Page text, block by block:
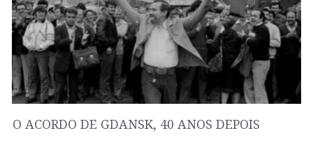
O ACORDO DE GDANSK, 40 ANOS DEPOIS